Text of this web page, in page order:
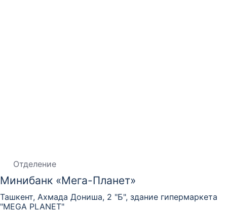
Отделение
Минибанк «Мега-Планет»
Ташкент, Ахмада Дониша, 2 "Б", здание гипермаркета
"MEGA PLANET"